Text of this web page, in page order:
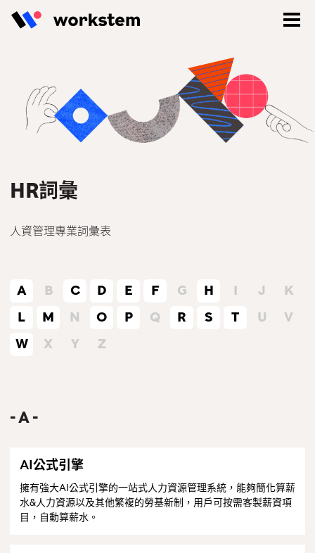
立即註冊
聯絡我們
HR詞彙
人資管理專業詞彙表
A B C D E F G H I J
K
L
M N O P Q R S T U
V
W
X Y Z
A
AI公式引擎
擁有強大AI公式引擎的一站式人力資源管理系統，能夠簡化算薪
水&人力資源以及其他繁複的勞基新制，用戶可按需客製薪資項
目，自動算薪水。